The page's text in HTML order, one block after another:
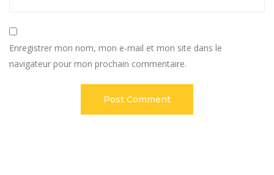
Enregistrer mon nom, mon e-mail et mon site dans le
navigateur pour mon prochain commentaire.